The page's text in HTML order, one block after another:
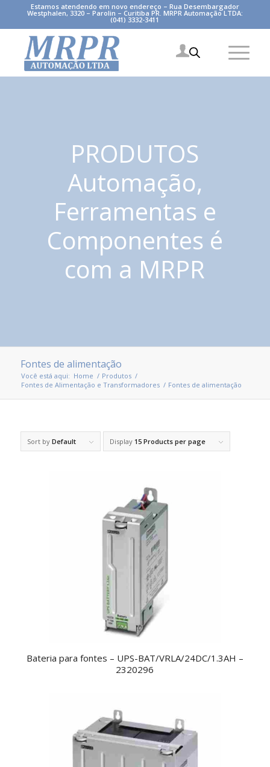
Estamos atendendo em novo endereço – Rua Desembargador
Westphalen, 3320 – Parolin – Curitiba PR. MRPR Automação LTDA:
(041) 3332-3411
PRODUTOS
Automação,
Ferramentas e
Componentes é
com a MRPR
Fontes de alimentação
Você está aqui: Home / Produtos /
Fontes de Alimentação e Transformadores / Fontes de alimentação
Sort by Default Display 15 Products per page
Bateria para fontes – UPS-BAT/VRLA/24DC/1.3AH –
2320296